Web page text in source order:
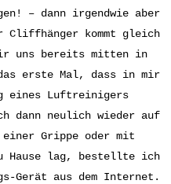
– dann irgendwie aber
Cliffhänger kommt gleich
wir uns bereits mitten in
erste Mal, dass in mir
eines Luftreinigers
dann neulich wieder auf
Grippe oder mit
Hause lag, bestellte ich
Gerät aus dem Internet.